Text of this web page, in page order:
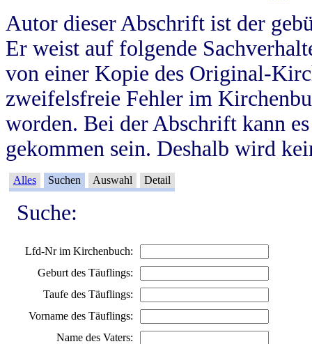
Autor dieser Abschrift ist der
Er weist auf folgende
von einer Kopie des Original-
zweifelsfreie Fehler im
worden. Bei der Abschrift kann
gekommen sein. Deshalb wird
Alles Suchen Auswahl Detail
Suche:
Lfd-Nr im Kirchenbuch:
Geburt des Täuflings:
Taufe des Täuflings:
Vorname des Täuflings:
Name des Vaters: